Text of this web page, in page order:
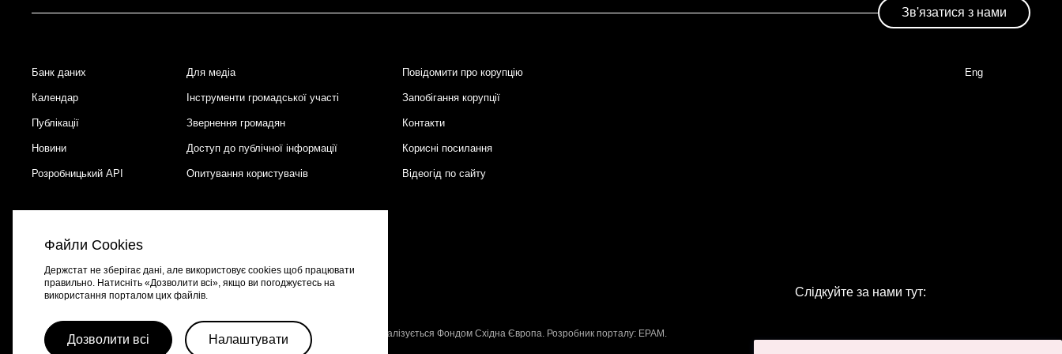
Зв'язатися з нами
Footer
Банк даних Для медіа Повідомити про корупцію
Календар Інструменти громадської участі Запобігання корупції
Публікації Звернення громадян Контакти
Новини Доступ до публічної інформації Корисні посилання
Розробницький API Опитування користувачів Відеогід по сайту
Eng
Портал створено за підтримки швейцарсько-української програми , що реалізується Фондом Східна Європа. Розробник порталу: EPAM .
Слідкуйте за нами тут:
Файли Cookies
Держстат не зберігає дані, але використовує cookies щоб працювати
правильно. Натисніть «Дозволити всі», якщо ви погоджуєтесь на
використання порталом цих файлів.
Дозволити всі Налаштувати